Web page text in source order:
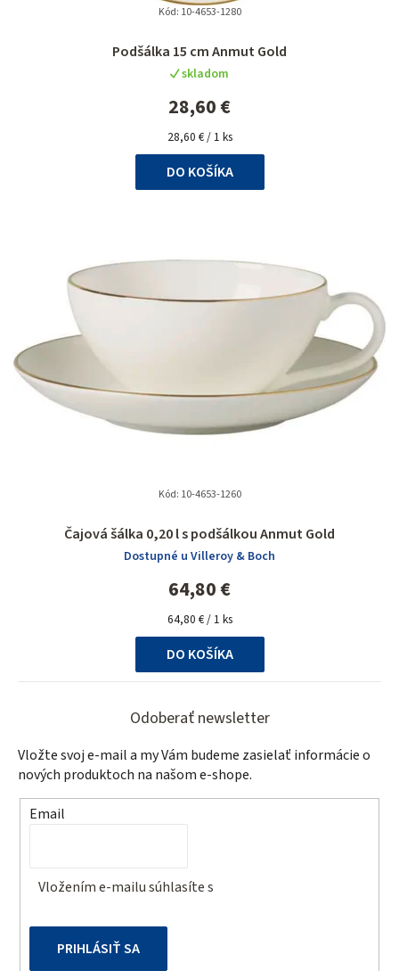
Podšálka 15 cm Anmut Gold
skladom
28,60 €
Jednotková
cena:
28,60 € / 1 ks
DO KOŠÍKA
Kód: 10-4653-1280
Čajová šálka 0,20 l s podšálkou Anmut Gold
Dostupné u Villeroy & Boch
64,80 €
Jednotková
cena:
64,80 € / 1 ks
DO KOŠÍKA
Kód: 10-4653-1260
Odoberať newsletter
Vložte svoj e-mail a my Vám budeme zasielať informácie o
nových produktoch na našom e-shope.
Email
Vložením e-mailu súhlasíte s
PRIHLÁSIŤ SA